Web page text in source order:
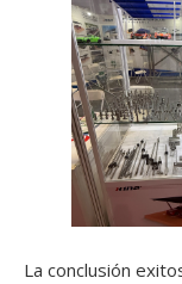
La conclusión